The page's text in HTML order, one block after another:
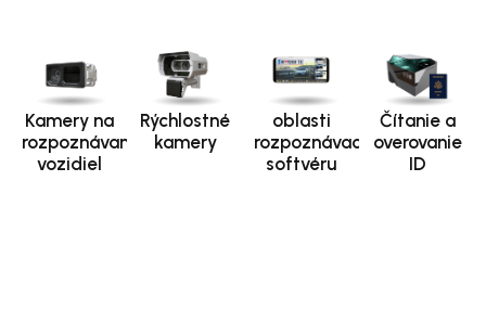
Kamery na
rozpoznávanie
vozidiel
Rýchlostné
kamery
oblasti
rozpoznávacieho
softvéru
Čítanie a
overovanie
ID